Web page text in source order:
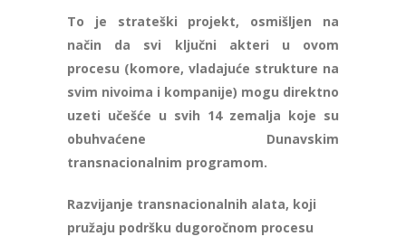
To je strateški projekt, osmišljen na
način da svi ključni akteri u ovom
procesu (komore, vladajuće strukture na
svim nivoima i kompanije) mogu direktno
uzeti učešće u svih 14 zemalja koje su
obuhvaćene Dunavskim
transnacionalnim programom.
Razvijanje transnacionalnih alata, koji
pružaju podršku dugoročnom procesu